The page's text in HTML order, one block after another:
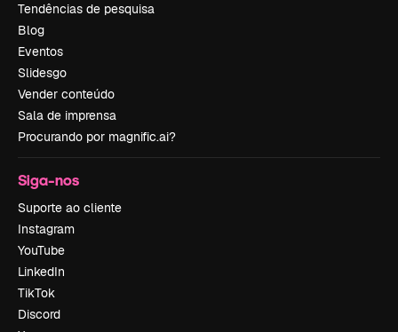
Tendências de pesquisa
Blog
Eventos
Slidesgo
Vender conteúdo
Sala de imprensa
Procurando por magnific.ai?
Siga-nos
Suporte ao cliente
Instagram
YouTube
LinkedIn
TikTok
Discord